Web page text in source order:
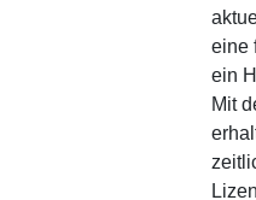
eine
ein
Mit